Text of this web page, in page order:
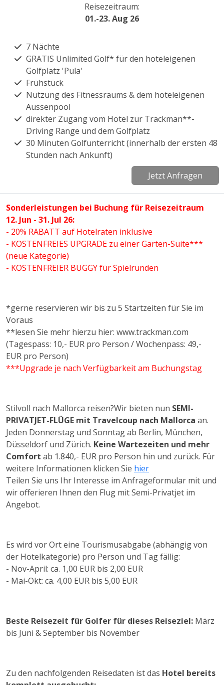
Reisezeitraum:
01.-23. Aug 26
7 Nächte
GRATIS Unlimited Golf* für den hoteleigenen
Golfplatz 'Pula'
Frühstück
Nutzung des Fitnessraums & dem hoteleigenen
Aussenpool
direkter Zugang vom Hotel zur Trackman**-
Driving Range und dem Golfplatz
30 Minuten Golfunterricht (innerhalb der ersten 48
Stunden nach Ankunft)
Jetzt Anfragen
Sonderleistungen bei Buchung für Reisezeitraum
12. Jun - 31. Jul 26:
- 20% RABATT auf Hotelraten inklusive
- KOSTENFREIES UPGRADE zu einer Garten-Suite***
(neue Kategorie)
- KOSTENFREIER BUGGY für Spielrunden
*gerne reservieren wir bis zu 5 Startzeiten für Sie im
Voraus
**lesen Sie mehr hierzu hier: www.trackman.com
(Tagespass: 10,- EUR pro Person / Wochenpass: 49,-
EUR pro Person)
***Upgrade je nach Verfügbarkeit am Buchungstag
Stilvoll nach Mallorca reisen?Wir bieten nun SEMI-
PRIVATJET-FLÜGE mit Travelcoup nach Mallorca an.
Jeden Donnerstag und Sonntag ab Berlin, München,
Düsseldorf und Zürich. Keine Wartezeiten und mehr
Comfort ab 1.840,- EUR pro Person hin und zurück. Für
weitere Informationen klicken Sie hier
Teilen Sie uns Ihr Interesse im Anfrageformular mit und
wir offerieren Ihnen den Flug mit Semi-Privatjet im
Angebot.
Es wird vor Ort eine Tourismusabgabe (abhängig von
der Hotelkategorie) pro Person und Tag fällig:
- Nov-April: ca. 1,00 EUR bis 2,00 EUR
- Mai-Okt: ca. 4,00 EUR bis 5,00 EUR
Beste Reisezeit für Golfer für dieses Reiseziel: März
bis Juni & September bis November
Zu den nachfolgenden Reisedaten ist das Hotel bereits